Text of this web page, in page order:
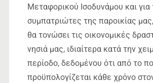
Μεταφορικού Ισοδυνάμου και για
συμπατριώτες της παροικίας
θα τονώσει τις οικονομικές
νησιά μας, ιδιαίτερα κατά την
περίοδο, δεδομένου ότι από το
προϋπολογίζεται κάθε χρόνο